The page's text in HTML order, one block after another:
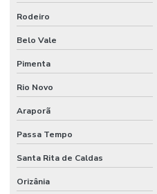
Rodeiro
Belo Vale
Pimenta
Rio Novo
Araporã
Passa Tempo
Santa Rita de Caldas
Orizânia